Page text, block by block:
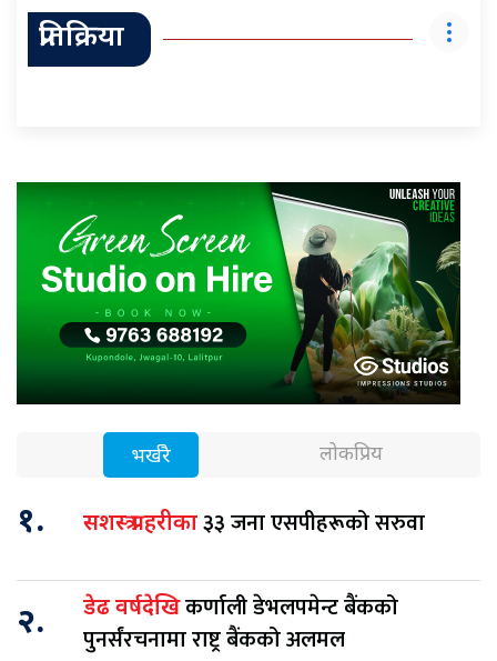
प्रतिक्रिया
भर्खरै लोकप्रिय
१. सशस्त्र प्रहरीका३३ जना एसपीहरूको सरुवा
२. डेढ वर्षदेखिकर्णाली डेभलपमेन्ट बैंकको
पुनर्संरचनामा राष्ट्र बैंकको अलमल